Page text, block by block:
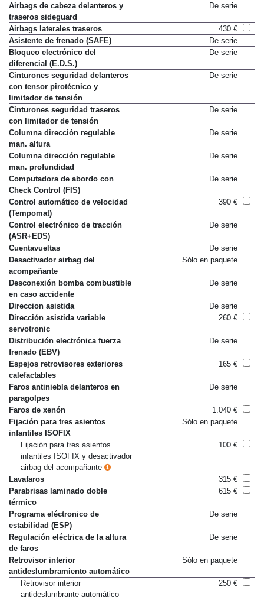
Airbags de cabeza delanteros y
traseros sideguard
De serie
Airbags laterales traseros
430 €
Asistente de frenado (SAFE)
De serie
Bloqueo electrónico del
diferencial (E.D.S.)
De serie
Cinturones seguridad delanteros
con tensor pirotécnico y
limitador de tensión
De serie
Cinturones seguridad traseros
con limitador de tensión
De serie
Columna dirección regulable
man. altura
De serie
Columna dirección regulable
man. profundidad
De serie
Computadora de abordo con
Check Control (FIS)
De serie
Control automático de velocidad
(Tempomat)
390 €
Control electrónico de tracción
(ASR+EDS)
De serie
Cuentavueltas
De serie
Desactivador airbag del
acompañante
Sólo en paquete
Desconexión bomba combustible
en caso accidente
De serie
Direccion asistida
De serie
Dirección asistida variable
servotronic
260 €
Distribución electrónica fuerza
frenado (EBV)
De serie
Espejos retrovisores exteriores
calefactables
165 €
Faros antiniebla delanteros en
paragolpes
De serie
Faros de xenón
1.040 €
Fijación para tres asientos
infantiles ISOFIX
Sólo en paquete
Fijación para tres asientos
infantiles ISOFIX y desactivador
airbag del acompañante
100 €
Lavafaros
315 €
Parabrisas laminado doble
térmico
615 €
Programa eléctronico de
estabilidad (ESP)
De serie
Regulación eléctrica de la altura
de faros
De serie
Retrovisor interior
antideslumbramiento automático
Sólo en paquete
Retrovisor interior
antideslumbrante automático
250 €